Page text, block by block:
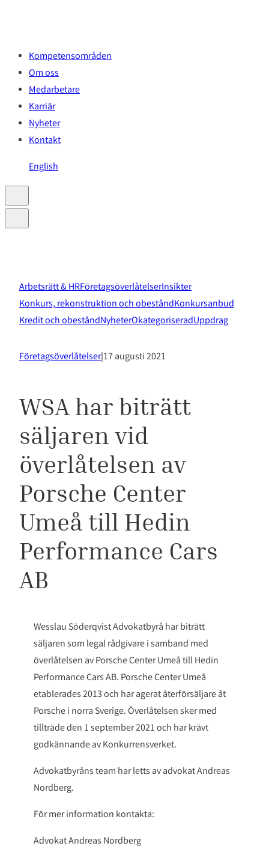
Kompetensområden
Om oss
Medarbetare
Karriär
Nyheter
Kontakt
English
Arbetsrätt & HRFöretagsöverlåtelserInsikter
Konkurs, rekonstruktion och obeståndKonkursanbud
Kredit och obeståndNyheterOkategoriseradUppdrag
Företagsöverlåtelser|17 augusti 2021
WSA har biträtt
säljaren vid
överlåtelsen av
Porsche Center
Umeå till Hedin
Performance Cars
AB
Wesslau Söderqvist Advokatbyrå har biträtt
säljaren som legal rådgivare i samband med
överlåtelsen av Porsche Center Umeå till Hedin
Performance Cars AB. Porsche Center Umeå
etablerades 2013 och har agerat återförsäljare åt
Porsche i norra Sverige. Överlåtelsen sker med
tillträde den 1 september 2021 och har krävt
godkännande av Konkurrensverket.
Advokatbyråns team har letts av advokat Andreas
Nordberg.
För mer information kontakta:
Advokat Andreas Nordberg